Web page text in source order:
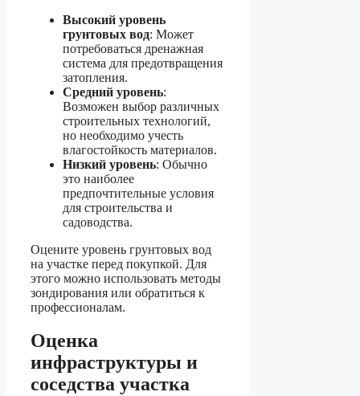
Высокий уровень
грунтовых вод: Может
потребоваться дренажная
система для предотвращения
затопления.
Средний уровень:
Возможен выбор различных
строительных технологий,
но необходимо учесть
влагостойкость материалов.
Низкий уровень: Обычно
это наиболее
предпочтительные условия
для строительства и
садоводства.
Оцените уровень грунтовых вод
на участке перед покупкой. Для
этого можно использовать методы
зондирования или обратиться к
профессионалам.
Оценка
инфраструктуры и
соседства участка